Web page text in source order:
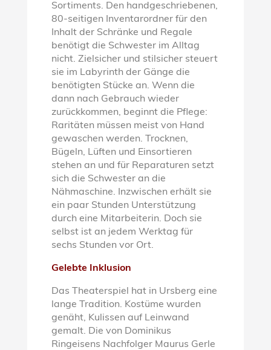
Sortiments. Den handgeschriebenen,
80-seitigen Inventarordner für den
Inhalt der Schränke und Regale
benötigt die Schwester im Alltag
nicht. Zielsicher und stilsicher steuert
sie im Labyrinth der Gänge die
benötigten Stücke an. Wenn die
dann nach Gebrauch wieder
zurückkommen, beginnt die Pflege:
Raritäten müssen meist von Hand
gewaschen werden. Trocknen,
Bügeln, Lüften und Einsortieren
stehen an und für Reparaturen setzt
sich die Schwester an die
Nähmaschine. Inzwischen erhält sie
ein paar Stunden Unterstützung
durch eine Mitarbeiterin. Doch sie
selbst ist an jedem Werktag für
sechs Stunden vor Ort.
Gelebte Inklusion
Das Theaterspiel hat in Ursberg eine
lange Tradition. Kostüme wurden
genäht, Kulissen auf Leinwand
gemalt. Die von Dominikus
Ringeisens Nachfolger Maurus Gerle